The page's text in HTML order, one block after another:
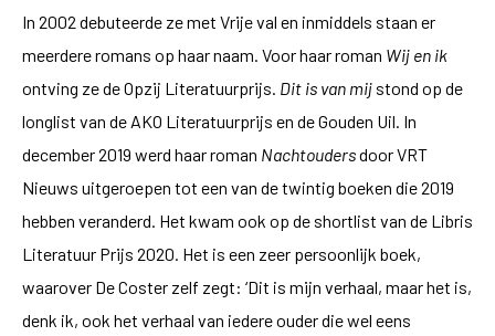
In 2002 debuteerde ze met Vrije val en inmiddels staan er
meerdere romans op haar naam. Voor haar roman Wij en ik
ontving ze de Opzij Literatuurprijs. Dit is van mij stond op de
longlist van de AKO Literatuurprijs en de Gouden Uil. In
december 2019 werd haar roman Nachtoudersdoor VRT
Nieuws uitgeroepen tot een van de twintig boeken die 2019
hebben veranderd. Het kwam ook op de shortlist van de Libris
Literatuur Prijs 2020. Het is een zeer persoonlijk boek,
waarover De Coster zelf zegt: ‘Dit is mijn verhaal, maar het is,
denk ik, ook het verhaal van iedere ouder die wel eens